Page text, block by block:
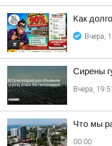
Как
Вчера,
Сирены
Вчера, 19:51
Что мы
00:00